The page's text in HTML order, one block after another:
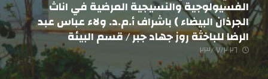
الفسيولوجية والنسيجية المرضية في اناث
الجرذان البيضاء ) باشراف أ.م.د. ولاء عباس عبد
الرضا للباخثة روز جهاد جبر / قسم البيئة
٢٣/٠٧/٢٠٢٦